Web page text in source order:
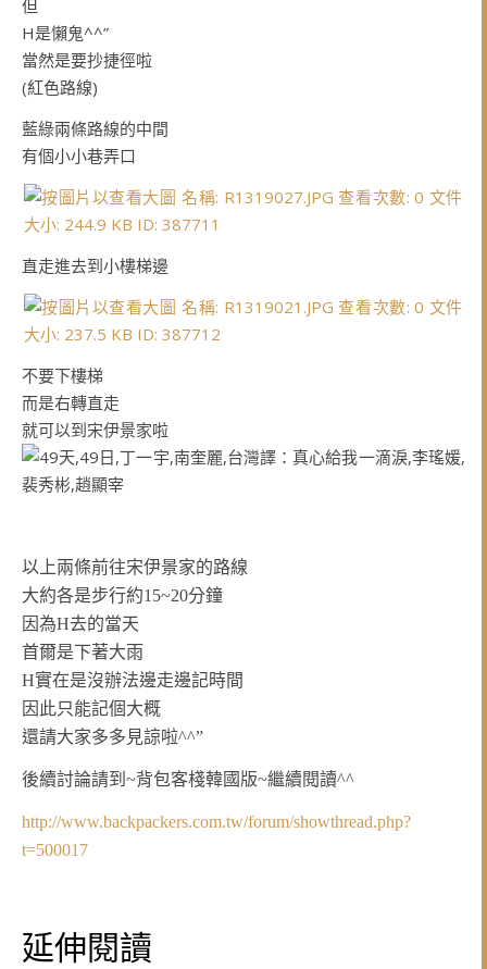
但
H是懶鬼^^”
當然是要抄捷徑啦
(紅色路線)
藍綠兩條路線的中間
有個小小巷弄口
直走進去到小樓梯邊
不要下樓梯
而是右轉直走
就可以到宋伊景家啦
以上兩條前往宋伊景家的路線
大約各是步行約15~20分鐘
因為H去的當天
首爾是下著大雨
H實在是沒辦法邊走邊記時間
因此只能記個大概
還請大家多多見諒啦^^”
後續討論請到~背包客棧韓國版~繼續閱讀^^
http://www.backpackers.com.tw/forum/showthread.php?
t=500017
延伸閱讀